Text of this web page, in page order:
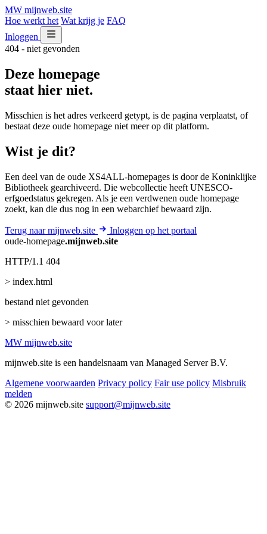
MW mijnweb.site
Hoe werkt het Wat krijg je FAQ
Inloggen
404 - niet gevonden
Deze homepage
staat hier niet.
Misschien is het adres verkeerd getypt, is de pagina verplaatst, of
bestaat deze oude homepage niet meer op dit platform.
Wist je dit?
Een deel van de oude XS4ALL-homepages is door de Koninklijke
Bibliotheek gearchiveerd. Die webcollectie heeft UNESCO-
erfgoedstatus gekregen. Als je een verdwenen oude homepage
zoekt, kan die dus nog in een webarchief bewaard zijn.
Terug naar mijnweb.site
Inloggen op het portaal
oude-homepage.mijnweb.site
HTTP/1.1 404
> index.html
bestand niet gevonden
> misschien bewaard voor later
MW mijnweb.site
mijnweb.site is een handelsnaam van Managed Server B.V.
Algemene voorwaarden Privacy policy Fair use policy Misbruik
melden
© 2026 mijnweb.site support@mijnweb.site